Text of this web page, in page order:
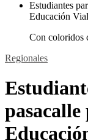
Estudiantes
Educación
Con coloridos
Regionales
pasacalle